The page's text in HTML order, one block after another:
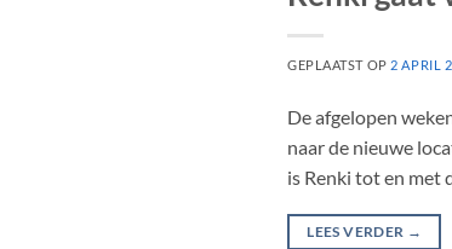
GEPLAATST OP 2 APRIL
De afgelopen
naar de nieuwe
is Renki tot en met
LEES VERDER →